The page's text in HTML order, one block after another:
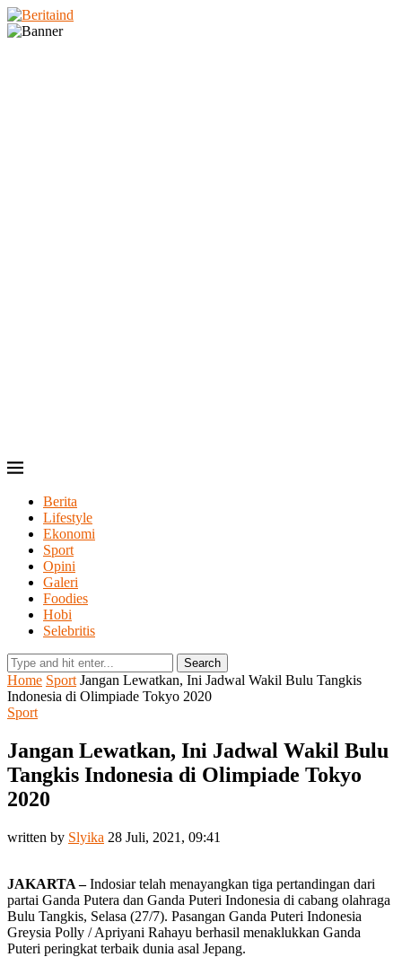
Berita
Lifestyle
Ekonomi
Sport
Opini
Galeri
Foodies
Hobi
Selebritis
Search
Home Sport Jangan Lewatkan, Ini Jadwal Wakil Bulu Tangkis
Indonesia di Olimpiade Tokyo 2020
Sport
Jangan Lewatkan, Ini Jadwal Wakil Bulu
Tangkis Indonesia di Olimpiade Tokyo
2020
written by Slyika 28 Juli, 2021, 09:41
JAKARTA –Indosiar telah menayangkan tiga pertandingan dari
partai Ganda Putera dan Ganda Puteri Indonesia di cabang olahraga
Bulu Tangkis, Selasa (27/7). Pasangan Ganda Puteri Indonesia
Greysia Polly / Apriyani Rahayu berhasil menaklukkan Ganda
Puteri peringkat terbaik dunia asal Jepang.